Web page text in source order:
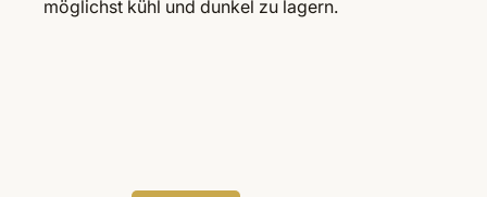
möglichst kühl und dunkel zu lagern.